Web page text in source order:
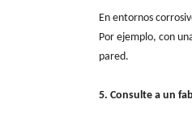
En entornos
Por ejemplo, con
pared.
5. Consulte a un